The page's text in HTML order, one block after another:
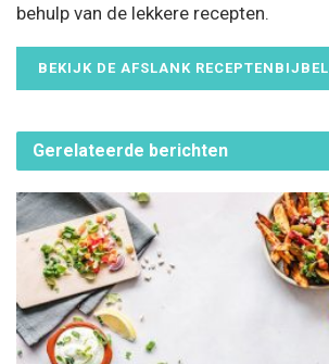
behulp van de lekkere recepten.
BEKIJK DE AFSLANK RECEPTENBIJBEL
Gerelateerde berichten